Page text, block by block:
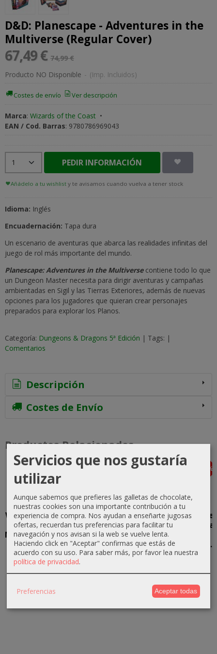
D&D: Planescape - Adventures in the
Multiverse (Regular Cover)
67,49 € 74,99 €
Producto NO Disponible - (Imp. Incluidos)
Costes de envío Ver descripción
Marca: Wizards of the Coast •
EAN / Cod. Barras: 9780786969043
PEDIR INFORMACIÓN
Añádelo a tu wishlist y te avisamos cuando vuelva a tener stock
Idioma: Inglés
Encuadernación: Tapa dura
Un escenario de aventuras que abarca las realidades infinitas del
juego de rol más importante del mundo.
Planescape: Adventures in the Multiverse contiene todo lo que
un Dungeon Master necesita para dirigir aventuras y campañas
ambientadas en Sigil y las Tierras Exteriores, además de nuevas
opciones para los jugadores que quieran crear personajes
preparados para explorar los Planos.
Categoría: Dungeons & Dragons 5ª Edición | Tags: |
Comentarios
Descripción
Costes de Envío
Productos Relacionados
Warhammer
Fantasy:
Middenheim,
la...
31,50 €
35,00 €
D&D: El
Caldero de
Tasha para
Todo
35,99 €
39,99 €
D&D:
Pantalla del
DM -
Waterdeep.
El...
13,49 €
-10 %
Warhammer
Fantasy: La
Cornuda -...
40,00 €
Servicios que nos gustaría
utilizar
Aunque sabemos que prefieres las galletas de chocolate,
nuestras cookies son una importante contribución a tu
experiencia de compra. Nos ayudan a enseñarte jugosas
ofertas, recuerdan tus preferencias para facilitar tu
navegación y nos avisan si la web se vuelve lenta.
Haciendo click en "Aceptar" confirmas que estás de
acuerdo con su uso. Para saber más, por favor lea nuestra
política de privacidad.
Preferencias Aceptar todas